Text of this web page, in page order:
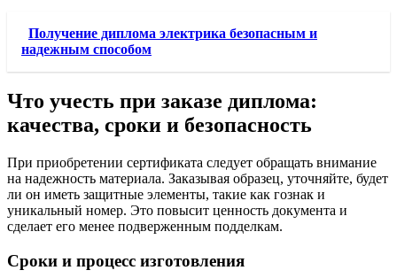
Получение диплома электрика безопасным и
надежным способом
Что учесть при заказе диплома:
качества, сроки и безопасность
При приобретении сертификата следует обращать внимание
на надежность материала. Заказывая образец, уточняйте, будет
ли он иметь защитные элементы, такие как гознак и
уникальный номер. Это повысит ценность документа и
сделает его менее подверженным подделкам.
Сроки и процесс изготовления